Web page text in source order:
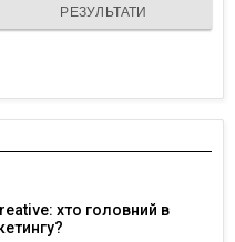
РЕЗУЛЬТАТИ
хто головний в